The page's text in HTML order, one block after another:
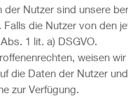
Nutzer sind unsere
die Nutzer von den
1 lit. a) DSGVO.
weisen
die Daten der Nutzer
zur Verfügung.